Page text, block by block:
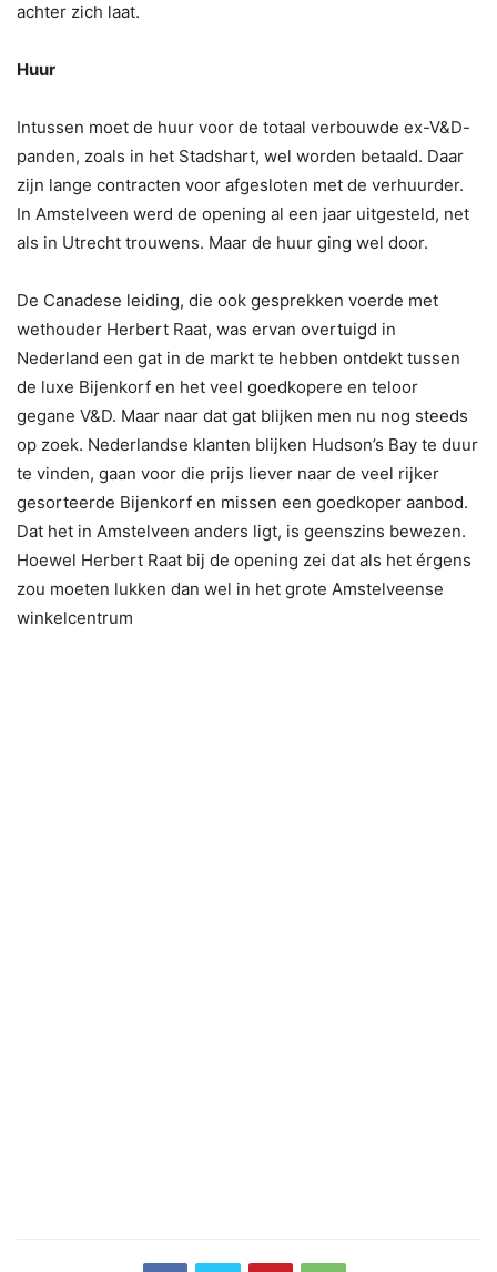
achter zich laat.
Huur
Intussen moet de huur voor de totaal verbouwde ex-V&D-
panden, zoals in het Stadshart, wel worden betaald. Daar
zijn lange contracten voor afgesloten met de verhuurder.
In Amstelveen werd de opening al een jaar uitgesteld, net
als in Utrecht trouwens. Maar de huur ging wel door.
De Canadese leiding, die ook gesprekken voerde met
wethouder Herbert Raat, was ervan overtuigd in
Nederland een gat in de markt te hebben ontdekt tussen
de luxe Bijenkorf en het veel goedkopere en teloor
gegane V&D. Maar naar dat gat blijken men nu nog steeds
op zoek. Nederlandse klanten blijken Hudson’s Bay te duur
te vinden, gaan voor die prijs liever naar de veel rijker
gesorteerde Bijenkorf en missen een goedkoper aanbod.
Dat het in Amstelveen anders ligt, is geenszins bewezen.
Hoewel Herbert Raat bij de opening zei dat als het érgens
zou moeten lukken dan wel in het grote Amstelveense
winkelcentrum